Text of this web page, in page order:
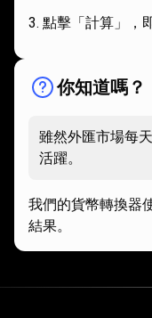
點擊「計算」，
你知道嗎？
雖然外匯市場每
活躍。
我們的貨幣轉換器
結果。